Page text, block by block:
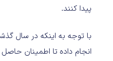
پیدا کنند.
با توجه به اینکه در سال
انجام داده تا اطمینان